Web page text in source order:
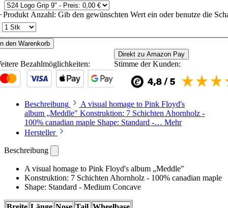
Produkt Anzahl: Gib den gewünschten Wert ein oder benutze die
den Warenkorb
Direkt zu Amazon Pay
Bezahlmöglichkeiten: Stimme der Kunden:
Beschreibung
A visual homage to Pink Floyd's
album „Meddle" Konstruktion: 7 Schichten Ahornholz -
100% canadian maple Shape: Standard -… Mehr
Hersteller
Beschreibung
A visual homage to Pink Floyd's album „Meddle"
Konstruktion: 7 Schichten Ahornholz - 100% canadian maple
Shape: Standard - Medium Concave